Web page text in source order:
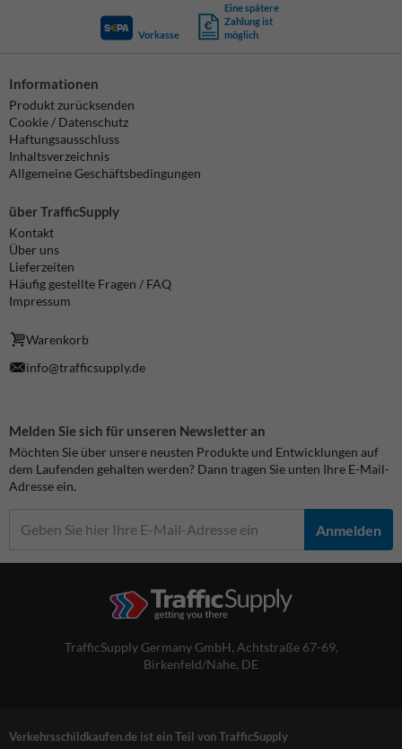
Vorkasse
Eine spätere
Zahlung ist
möglich
Informationen
Produkt zurücksenden
Cookie / Datenschutz
Haftungsausschluss
Inhaltsverzeichnis
Allgemeine Geschäftsbedingungen
über TrafficSupply
Kontakt
Über uns
Lieferzeiten
Häufig gestellte Fragen / FAQ
Impressum
Warenkorb
info@trafficsupply.de
Melden Sie sich für unseren Newsletter an
Möchten Sie über unsere neusten Produkte und Entwicklungen auf
dem Laufenden gehalten werden? Dann tragen Sie unten Ihre E-Mail-
Adresse ein.
Anmelden
TrafficSupply Germany GmbH, Achtstraße 67-69,
Birkenfeld/Nahe, DE
Verkehrsschildkaufen.de ist ein Teil von TrafficSupply